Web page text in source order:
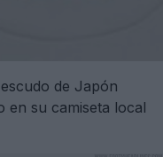
de Japón
en su camiseta local